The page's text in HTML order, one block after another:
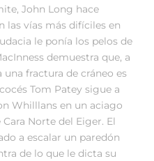
John Long hace
las vías más difíciles en
le ponía los pelos de
demuestra que, a
fractura de cráneo es
Tom Patey sigue a
Whilllans en un aciago
Norte del Eiger. El
a escalar un paredón
de lo que le dicta su